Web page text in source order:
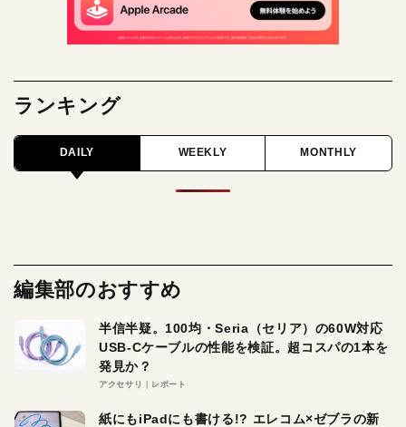
ランキング
DAILY WEEKLY MONTHLY
編集部のおすすめ
半信半疑。100均・Seria（セリア）の60W対応
USB-Cケーブルの性能を検証。超コスパの1本を
発見か？
アクセサリ レポート
紙にもiPadにも書ける!? エレコム×ゼブラの新